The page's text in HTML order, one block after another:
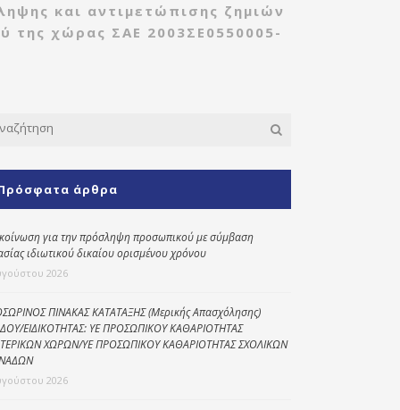
Κέντρο ανοιχτής
προστασίας
Κοινωνικό
Kοινωνικό
φαρμακείο
Πρόγραμμα
“Βοήθεια στο σπίτι”
Φροντίδας
Ηλικιωμένων
(Κ.Η.Φ.Η.) Πρέβεζας
και αντιμετώπισης ζημιών
της χώρας ΣΑΕ 2003ΣΕ0550005-
άρθρα
για την πρόσληψη προσωπικού με σύμβαση
ιδιωτικού δικαίου ορισμένου χρόνου
2026
ΠΙΝΑΚΑΣ ΚΑΤΑΤΑΞΗΣ (Μερικής Απασχόλησης)
ΕΙΔΙΚΟΤΗΤΑΣ: ΥΕ ΠΡΟΣΩΠΙΚΟΥ ΚΑΘΑΡΙΟΤΗΤΑΣ
ΧΩΡΩΝ/ΥΕ ΠΡΟΣΩΠΙΚΟΥ ΚΑΘΑΡΙΟΤΗΤΑΣ ΣΧΟΛΙΚΩΝ
2026